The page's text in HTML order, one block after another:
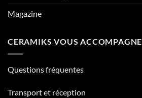
Magazine
CERAMIKS VOUS ACCOMPAGNE
Questions fréquentes
Transport et réception